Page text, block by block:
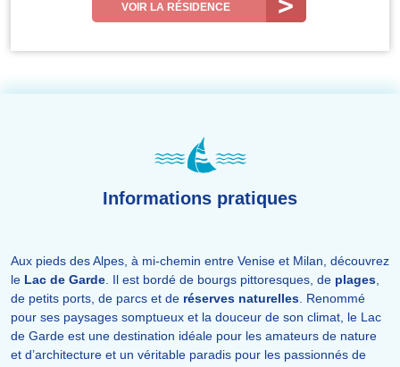
VOIR LA RÉSIDENCE
Informations pratiques
Aux pieds des Alpes, à mi-chemin entre Venise et Milan, découvrez
le Lac de Garde. Il est bordé de bourgs pittoresques, de plages,
de petits ports, de parcs et de réserves naturelles. Renommé
pour ses paysages somptueux et la douceur de son climat, le Lac
de Garde est une destination idéale pour les amateurs de nature
et d’architecture et un véritable paradis pour les passionnés de